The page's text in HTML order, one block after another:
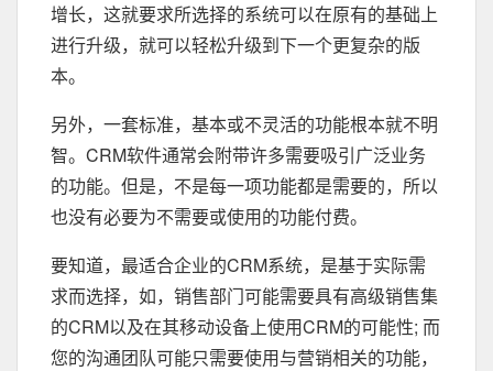
增长，这就要求所选择的系统可以在原有的基础上
进行升级，就可以轻松升级到下一个更复杂的版
本。
另外，一套标准，基本或不灵活的功能根本就不明
智。CRM软件通常会附带许多需要吸引广泛业务
的功能。但是，不是每一项功能都是需要的，所以
也没有必要为不需要或使用的功能付费。
要知道，最适合企业的CRM系统，是基于实际需
求而选择，如，销售部门可能需要具有高级销售集
的CRM以及在其移动设备上使用CRM的可能性; 而
您的沟通团队可能只需要使用与营销相关的功能，